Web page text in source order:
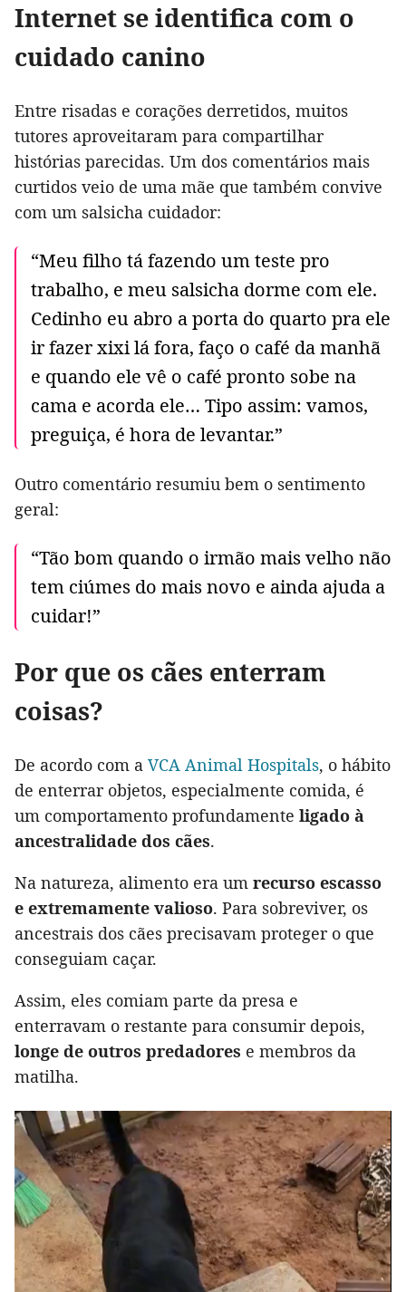
Internet se identifica com o
cuidado canino
Entre risadas e corações derretidos, muitos
tutores aproveitaram para compartilhar
histórias parecidas. Um dos comentários mais
curtidos veio de uma mãe que também convive
com um salsicha cuidador:
“Meu filho tá fazendo um teste pro
trabalho, e meu salsicha dorme com ele.
Cedinho eu abro a porta do quarto pra ele
ir fazer xixi lá fora, faço o café da manhã
e quando ele vê o café pronto sobe na
cama e acorda ele… Tipo assim: vamos,
preguiça, é hora de levantar.”
Outro comentário resumiu bem o sentimento
geral:
“Tão bom quando o irmão mais velho não
tem ciúmes do mais novo e ainda ajuda a
cuidar!”
Por que os cães enterram
coisas?
De acordo com a VCA Animal Hospitals, o hábito
de enterrar objetos, especialmente comida, é
um comportamento profundamente ligado à
ancestralidade dos cães.
Na natureza, alimento era um recurso escasso
e extremamente valioso. Para sobreviver, os
ancestrais dos cães precisavam proteger o que
conseguiam caçar.
Assim, eles comiam parte da presa e
enterravam o restante para consumir depois,
longe de outros predadores e membros da
matilha.